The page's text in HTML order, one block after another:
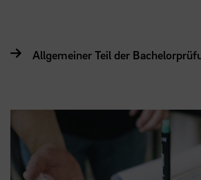
Allgemeiner Teil der